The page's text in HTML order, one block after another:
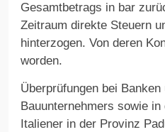
Gesamtbetrags in bar
Zeitraum direkte Steuern
hinterzogen. Von deren
worden.
Überprüfungen bei
Bauunternehmers sowie
Italiener in der Provinz